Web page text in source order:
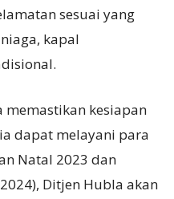
sesuai yang
kapal
kesiapan
dapat melayani para
Natal 2023 dan
Ditjen Hubla akan